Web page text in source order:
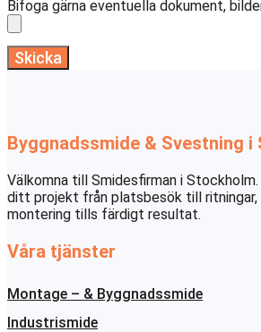
Bifoga gärna eventuella dokument,
Skicka
Byggnadssmide & Svestning i
Välkomna till Smidesfirman i
ditt projekt från platsbesök till ritningar,
montering tills färdigt resultat.
Våra tjänster
Montage – & Byggnadssmide
Industrismide